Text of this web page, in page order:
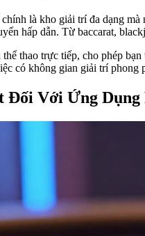
là kho giải trí đa dạng
hấp dẫn. Từ baccarat,
thao trực tiếp, cho phép
có không gian giải trí
Đối Với Ứng Dụng